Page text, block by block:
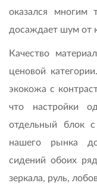
оказался многим
досаждает шум от
Качество
ценовой
экокожа с
что настройки
отдельный блок
нашего рынка
сидений обоих
зеркала, руль,